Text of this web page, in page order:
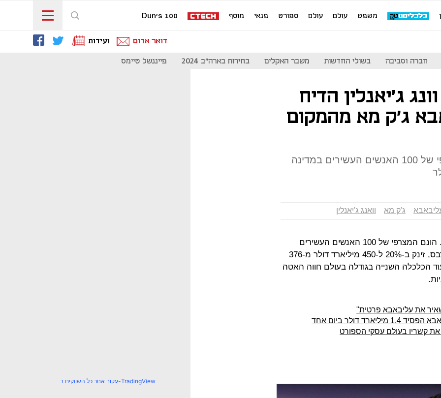
משפט עולם עולם ספורט פנאי מוסף Dun's 100
דואר אדום ועידות
חברה וסביבה בשולי החדשות משבר האקלים בחירות בארה"ב 2024 פייננשל טיימס
ג'יאנלין הדיח
ג'ק מא מהמקום
על פי מגזין פורבס הונם המצרפי של 100 האנשים העשירים במדינה
ג'ק מא וואנג ג'יאנלין
השנה החולפת היטיבה עם עשירי סין. הונם המצרפי של 100 האנשים העשירים
במדינה, כפי שדורגו על ידי המגזין פורבס, זינק ב-20% ל-450 מיליארד דולר מ-376
הכלכלה השנייה בגודלה בעולם חווה האטה
את עליבאבא פרטית"
דולר ביום אחד
את קשריו בעולם עסקי הספורט
עקוב אחר כל השווקים ב-TradingView